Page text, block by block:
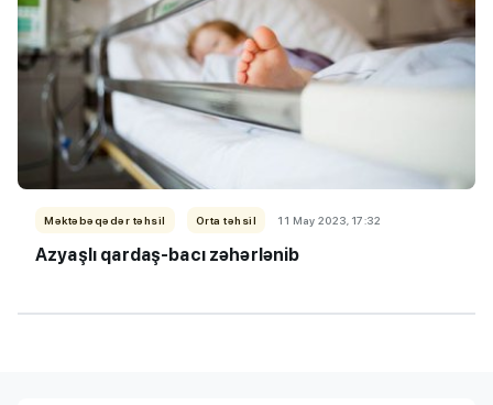
Məktəbəqədər təhsil Orta təhsil 11 May 2023, 17:32
Azyaşlı qardaş-bacı zəhərlənib